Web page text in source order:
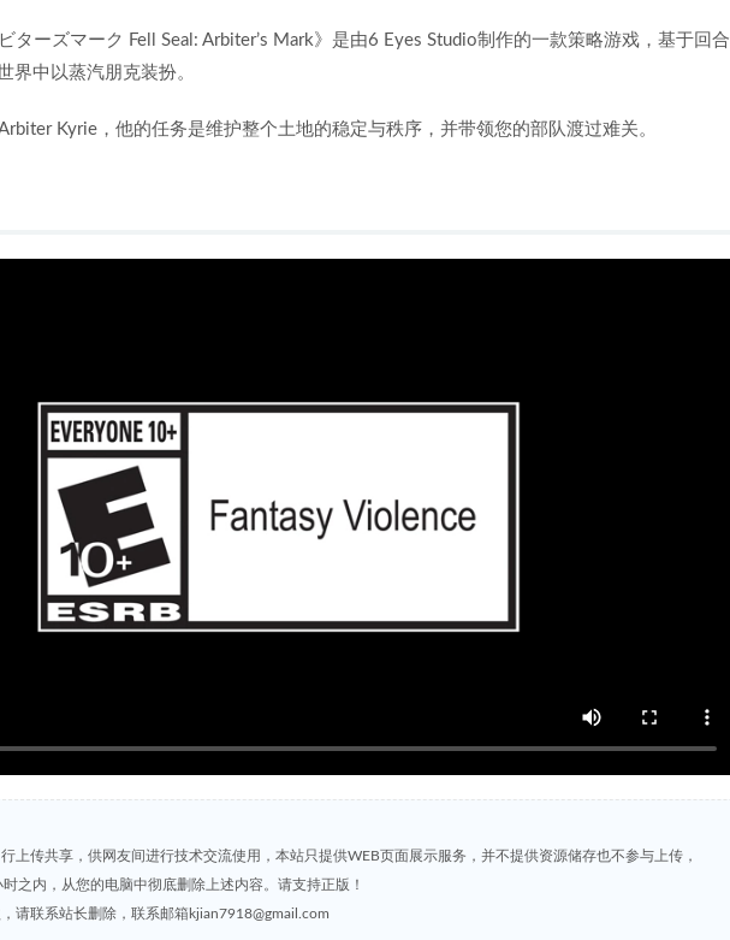
ターズマーク Fell Seal: Arbiter’s Mark》是由6 Eyes Studio制作的一款策略游戏，基于回合
界中以蒸汽朋克装扮。
Kyrie，他的任务是维护整个土地的稳定与秩序，并带领您的部队渡过难关。
上传共享，供网友间进行技术交流使用，本站只提供WEB页面展示服务，并不提供资源储存也不参与上传，
之内，从您的电脑中彻底删除上述内容。请支持正版！
请联系站长删除，联系邮箱kjian7918@gmail.com